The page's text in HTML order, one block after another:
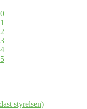
styrelsen)